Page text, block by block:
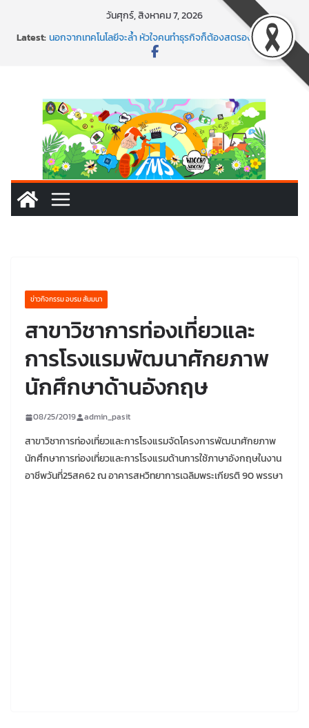
วันศุกร์, สิงหาคม 7, 2026
Latest:
สร้าง VDO ก็ปัง แถมเขียนโค้ดสร้างแอปได้อีก! เรียนกับ
มรภ.เลย ได้สกิลทันสมัยแบบจัดเต็ม
นอกจากเทคโนโลยีจะล้ำ หัวใจคนทำธุรกิจก็ต้องสตรอง!
SMEs ยุคนี้ ถ้าไม่ใช้ AI ถือว่าพลาดมาก!
ข่าวกิจกรรม อบรม สัมมนา
สาขาวิชาการท่องเที่ยวและ
การโรงแรมพัฒนาศักยภาพ
นักศึกษาด้านอังกฤษ
08/25/2019 admin_pasit
สาขาวิชาการท่องเที่ยวและการโรงแรมจัดโครงการพัฒนาศักยภาพ
นักศึกษาการท่องเที่ยวและการโรงแรมด้านการใช้ภาษาอังกฤษในงาน
อาชีพวันที่25สค62 ณ อาคารสหวิทยาการเฉลิมพระเกียรติ 90 พรรษา